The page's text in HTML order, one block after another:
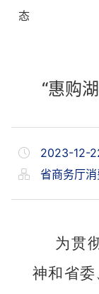
态
“惠购
2023-12-
省商务厅
为贯
神和省